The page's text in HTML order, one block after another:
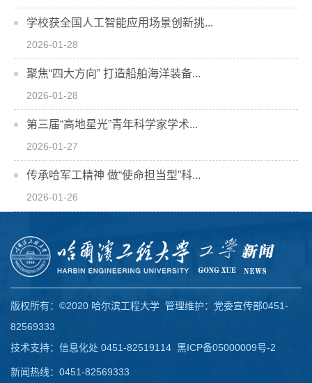
学校获全国人工智能应用场景创新挑...
2026-01-28
聚焦“四大方向” 打造船舶海洋装备...
2026-01-28
第三届“高地星光”青年科学家学术...
2026-01-27
传承哈军工精神 做“使命担当型”科...
2026-01-26
版权所有：©2020 哈尔滨工程大学 管理维护：党委宣传部0451-
82569333
技术支持：信息化处 0451-82519114 黑ICP备05000009号-2
新闻热线：0451-82569333